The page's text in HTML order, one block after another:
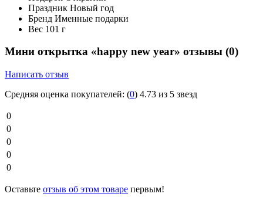
Праздник Новый год
Бренд Именные подарки
Вес 101 г
Мини открытка «happy new year» отзывы (0)
Написать отзыв
Средняя оценка покупателей: (0) 4.73 из 5 звезд
0
0
0
0
0
Оставьте отзыв об этом товаре первым!